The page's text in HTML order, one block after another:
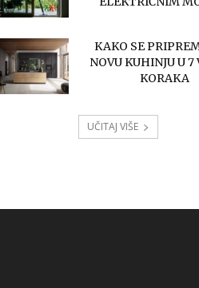
KAKO SE
NOVU KUHINJU U 7
KORAKA
UČITAJ VIŠE